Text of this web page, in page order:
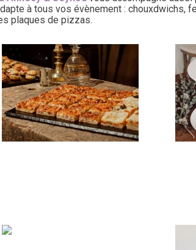
à tous vos évènement :
plaques de pizzas.